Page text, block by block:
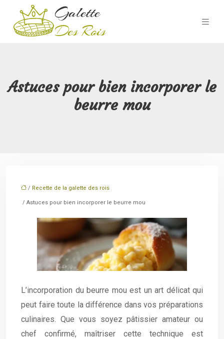
Astuces pour bien incorporer le
beurre mou
/ Recette de la galette des rois
/ Astuces pour bien incorporer le beurre mou
L’incorporation du beurre mou est un art délicat qui
peut faire toute la différence dans vos préparations
culinaires. Que vous soyez pâtissier amateur ou
chef confirmé, maîtriser cette technique est